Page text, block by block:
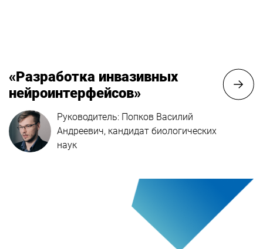
«Разработка инвазивных
нейроинтерфейсов»
Руководитель: Попков Василий
Андреевич, кандидат биологических
наук